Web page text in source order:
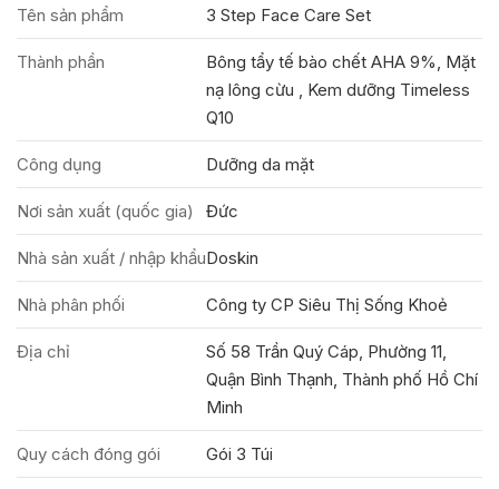
Tên sản phẩm 3 Step Face Care Set
Thành phần
Bông tẩy tế bào chết AHA 9%, Mặt
nạ lông cừu , Kem dưỡng Timeless
Q10
Công dụng Dưỡng da mặt
Nơi sản xuất (quốc gia) Đức
Nhà sản xuất / nhập khẩuDoskin
Nhà phân phối Công ty CP Siêu Thị Sống Khoẻ
Địa chỉ
Số 58 Trần Quý Cáp, Phường 11,
Quận Bình Thạnh, Thành phố Hồ Chí
Minh
Quy cách đóng gói Gói 3 Túi